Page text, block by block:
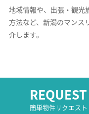
地域情報や、出張・観光
方法など、新潟のマンス
介します。
REQUEST
簡単物件リクエスト